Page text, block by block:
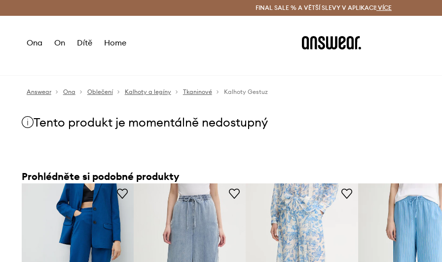
Doručení a vrácení zdarma (od 1800 Kč) Doručení i do 24 h
FINAL SALE % A VĚTŠÍ SLEVY V APLIKACI! VÍCE
Ona On Dítě Home
Answear Ona Oblečení Kalhoty a legíny Tkaninové Kalhoty Gestuz
Tento produkt je momentálně nedostupný
Prohlédněte si podobné produkty